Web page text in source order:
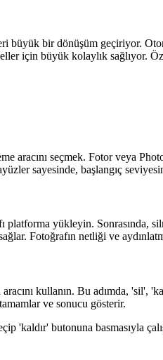
bir dönüşüm geçiriyor.
için büyük kolaylık sağlıyor.
aracını seçmek. Fotor veya
sayesinde, başlangıç
yükleyin.
Fotoğrafın netliği ve
kullanın. Bu adımda,
ve sonucu gösterir.
'kaldır' butonuna basmasıyla